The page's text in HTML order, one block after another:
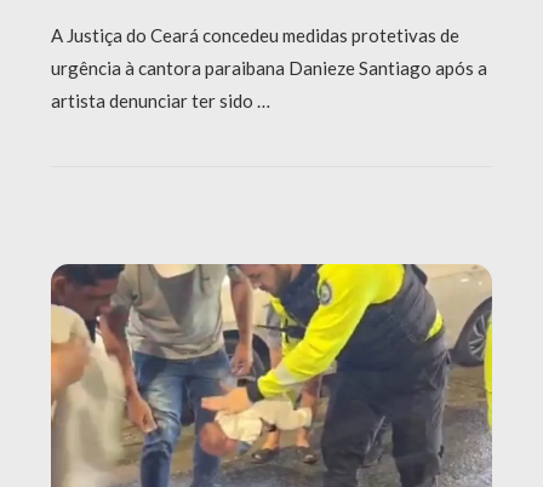
A Justiça do Ceará concedeu medidas protetivas de
urgência à cantora paraibana Danieze Santiago após a
artista denunciar ter sido …